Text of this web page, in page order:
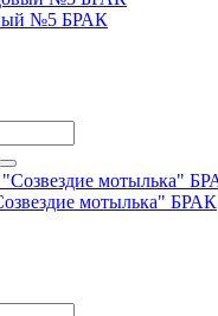
№5 БРАК
мотылька" БРАК